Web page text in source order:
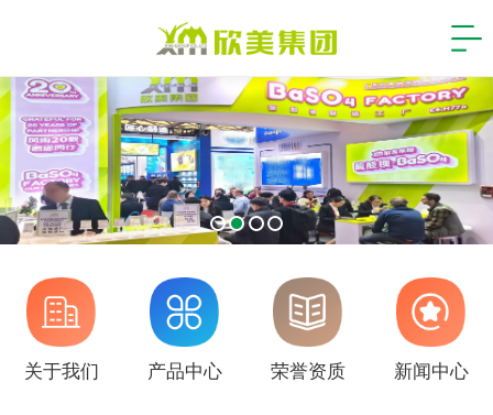
关于我们 产品中心 荣誉资质 新闻中心